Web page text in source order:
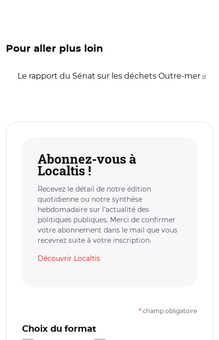
Pour aller plus loin
Le rapport du Sénat sur les déchets Outre-mer
Abonnez-vous à
Localtis !
Recevez le détail de notre édition
quotidienne ou notre synthèse
hebdomadaire sur l’actualité des
politiques publiques. Merci de confirmer
votre abonnement dans le mail que vous
recevrez suite à votre inscription.
Découvrir Localtis
* champ obligatoire
Choix du format